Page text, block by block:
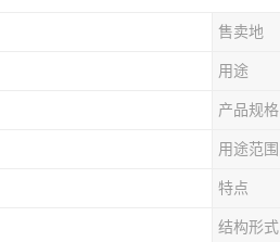
售卖地
用途
产品规格
用途范围
特点
结构形式